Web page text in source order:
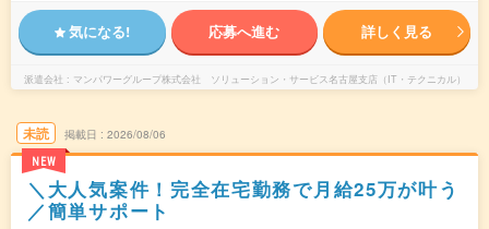
気になる! 応募へ進む 詳しく見る
派遣会社 マンパワーグループ株式会社 ソリューション・サービス名古屋支店（IT・テクニカル）
未読
NEW
掲載日 2026/08/06
＼大人気案件！完全在宅勤務で月給25万が叶う
／簡単サポート